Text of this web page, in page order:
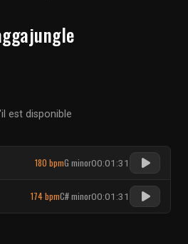
est disponible
180 bpmG minor00:01:31
174 bpmC# minor00:01:31